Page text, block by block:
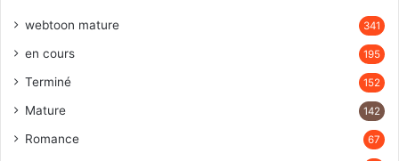
webtoon mature 341
en cours 195
Terminé 152
Mature 142
Romance 67